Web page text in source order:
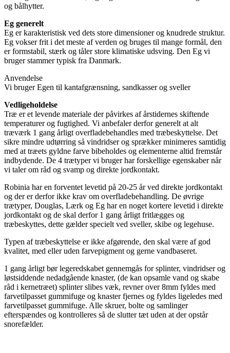
og bålhytter.
Eg generelt
Eg er karakteristisk ved dets store dimensioner og knudrede struktur.
Eg vokser frit i det meste af verden og bruges til mange formål, den
er formstabil, stærk og tåler store klimatiske udsving. Den Eg vi
bruger stammer typisk fra Danmark.
Anvendelse
Vi bruger Egen til kantafgrænsning, sandkasser og sveller
Vedligeholdelse
Træ er et levende materiale der påvirkes af årstidernes skiftende
temperaturer og fugtighed. Vi anbefaler derfor generelt at alt
træværk 1 gang årligt overfladebehandles med træbeskyttelse. Det
sikre mindre udtørring så vindridser og sprækker minimeres samtidig
med at træets gyldne farve bibeholdes og elementerne altid fremstår
indbydende. De 4 trætyper vi bruger har forskellige egenskaber når
vi taler om råd og svamp og direkte jordkontakt.
Robinia har en forventet levetid på 20-25 år ved direkte jordkontakt
og der er derfor ikke krav om overfladebehandling. De øvrige
trætyper, Douglas, Lærk og Eg har en noget kortere levetid i direkte
jordkontakt og de skal derfor 1 gang årligt fritlægges og
træbeskyttes, dette gælder specielt ved sveller, skibe og legehuse.
Typen af træbeskyttelse er ikke afgørende, den skal være af god
kvalitet, med eller uden farvepigment og gerne vandbaseret.
1 gang årligt bør legeredskabet gennemgås for splinter, vindridser og
løstsiddende nedadgående knaster, (de kan opsamle vand og skabe
råd i kernetræet) splinter slibes væk, revner over 8mm fyldes med
farvetilpasset gummifuge og knaster fjernes og fyldes ligeledes med
farvetilpasset gummifuge. Alle skruer, bolte og samlinger
efterspændes og kontrolleres så de slutter tæt uden at der opstår
snorefælder.